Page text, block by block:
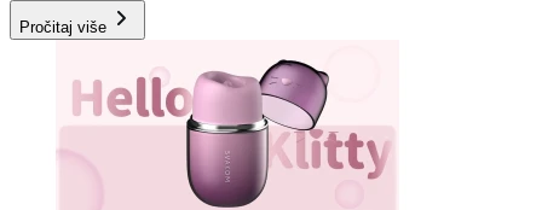
Pročitaj više